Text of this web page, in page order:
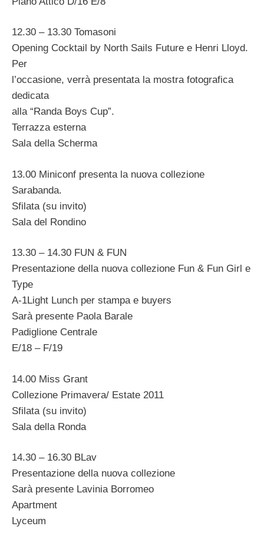
12.30 – 13.30 Tomasoni
Opening Cocktail by North Sails Future e Henri Lloyd.
Per
l’occasione, verrà presentata la mostra fotografica
dedicata
alla “Randa Boys Cup”.
Terrazza esterna
Sala della Scherma
13.00 Miniconf presenta la nuova collezione
Sarabanda.
Sfilata (su invito)
Sala del Rondino
13.30 – 14.30 FUN & FUN
Presentazione della nuova collezione Fun & Fun Girl e
Type
A-1Light Lunch per stampa e buyers
Sarà presente Paola Barale
Padiglione Centrale
E/18 – F/19
14.00 Miss Grant
Collezione Primavera/ Estate 2011
Sfilata (su invito)
Sala della Ronda
14.30 – 16.30 BLav
Presentazione della nuova collezione
Sarà presente Lavinia Borromeo
Apartment
Lyceum